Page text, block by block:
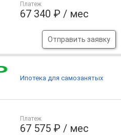
Платеж
67 340 ₽ / мес
Отправить заявку
Платеж
67 575 ₽ / мес
Ипотека для самозанятых